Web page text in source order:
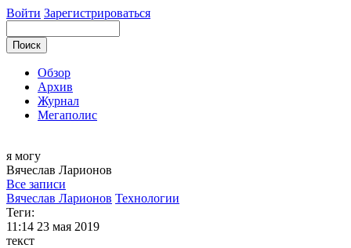
Войти Зарегистрироваться
Обзор
Архив
Журнал
Мегаполис
я могу
Вячеслав Ларионов
Все записи
Вячеслав Ларионов Технологии
Теги:
11:14 23 мая 2019
текст